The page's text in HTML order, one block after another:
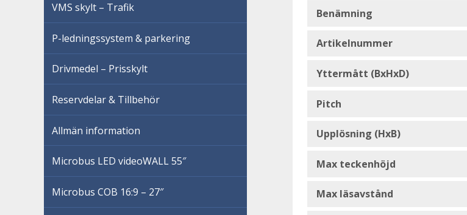
Benämning
Artikelnummer
Yttermått (BxHxD)
Pitch
Upplösning (HxB)
Max teckenhöjd
Max läsavstånd
VMS skylt – Trafik
P-ledningssystem & parkering
Drivmedel – Prisskylt
Reservdelar & Tillbehör
Allmän information
Microbus LED videoWALL 55″
Microbus COB 16:9 – 27″